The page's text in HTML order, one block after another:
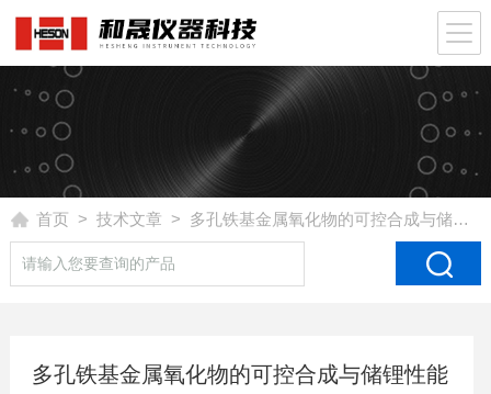
首页 > 技术文章 > 多孔铁基金属氧化物的可控合成与储锂性能研究
多孔铁基金属氧化物的可控合成与储锂性能